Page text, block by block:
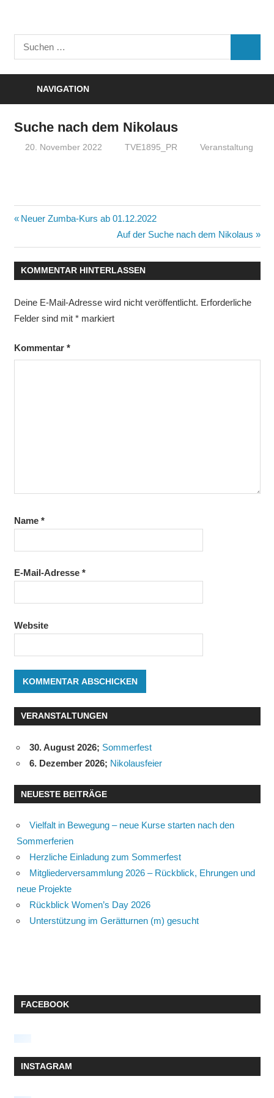
Turnverein
"Frisch
Suchen
nach:
NAVIGATION
Suche nach dem Nikolaus
20. November 2022 TVE1895_PR Veranstaltung
Beitragsnavigation
Vorheriger
Neuer Zumba-Kurs ab 01.12.2022
Nächster
Beitrag:
Auf der Suche nach dem Nikolaus
KOMMENTAR HINTERLASSEN
Deine E-Mail-Adresse wird nicht veröffentlicht. Erforderliche
Felder sind mit *markiert
Kommentar *
Name *
E-Mail-Adresse *
Website
VERANSTALTUNGEN
30. August 2026; Sommerfest
6. Dezember 2026; Nikolausfeier
NEUESTE BEITRÄGE
Vielfalt in Bewegung – neue Kurse starten nach den
Sommerferien
Herzliche Einladung zum Sommerfest
Mitgliederversammlung 2026 – Rückblick, Ehrungen und
neue Projekte
Rückblick Women’s Day 2026
Unterstützung im Gerätturnen (m) gesucht
FACEBOOK
INSTAGRAM